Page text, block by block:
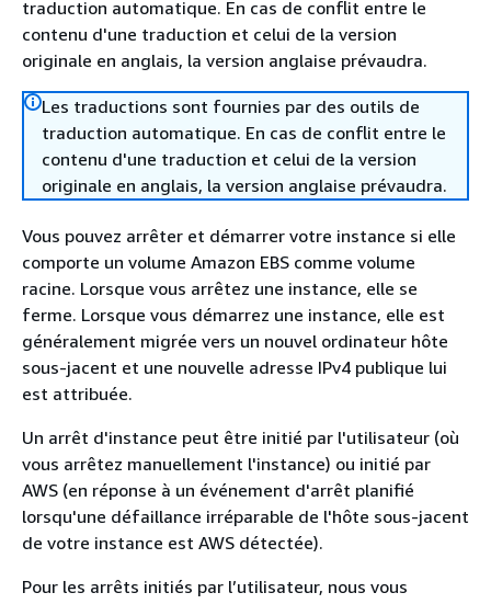
traduction automatique. En cas de conflit entre le
contenu d'une traduction et celui de la version
originale en anglais, la version anglaise prévaudra.
Les traductions sont fournies par des outils de
traduction automatique. En cas de conflit entre le
contenu d'une traduction et celui de la version
originale en anglais, la version anglaise prévaudra.
Vous pouvez arrêter et démarrer votre instance si elle
comporte un volume Amazon EBS comme volume
racine. Lorsque vous arrêtez une instance, elle se
ferme. Lorsque vous démarrez une instance, elle est
généralement migrée vers un nouvel ordinateur hôte
sous-jacent et une nouvelle adresse IPv4 publique lui
est attribuée.
Un arrêt d'instance peut être initié par l'utilisateur (où
vous arrêtez manuellement l'instance) ou initié par
AWS (en réponse à un événement d'arrêt planifié
lorsqu'une défaillance irréparable de l'hôte sous-jacent
de votre instance est AWS détectée).
Pour les arrêts initiés par l’utilisateur, nous vous